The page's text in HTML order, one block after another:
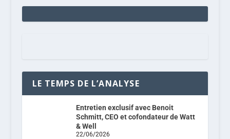
LE TEMPS DE L’ANALYSE
Entretien exclusif avec Benoit
Schmitt, CEO et cofondateur de Watt
& Well
22/06/2026